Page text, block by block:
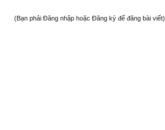
(Bạn phải Đăng nhập hoặc Đăng ký để đăng bài viết)